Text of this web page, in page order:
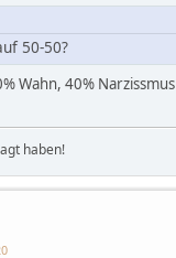
50-50?
Wahn, 40% Narzissmus
haben!